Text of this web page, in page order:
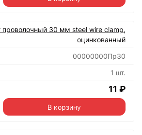
проволочный 30 мм steel wire clamp,
оцинкованный
00000000Пр30
1 шт.
11 ₽
В корзину